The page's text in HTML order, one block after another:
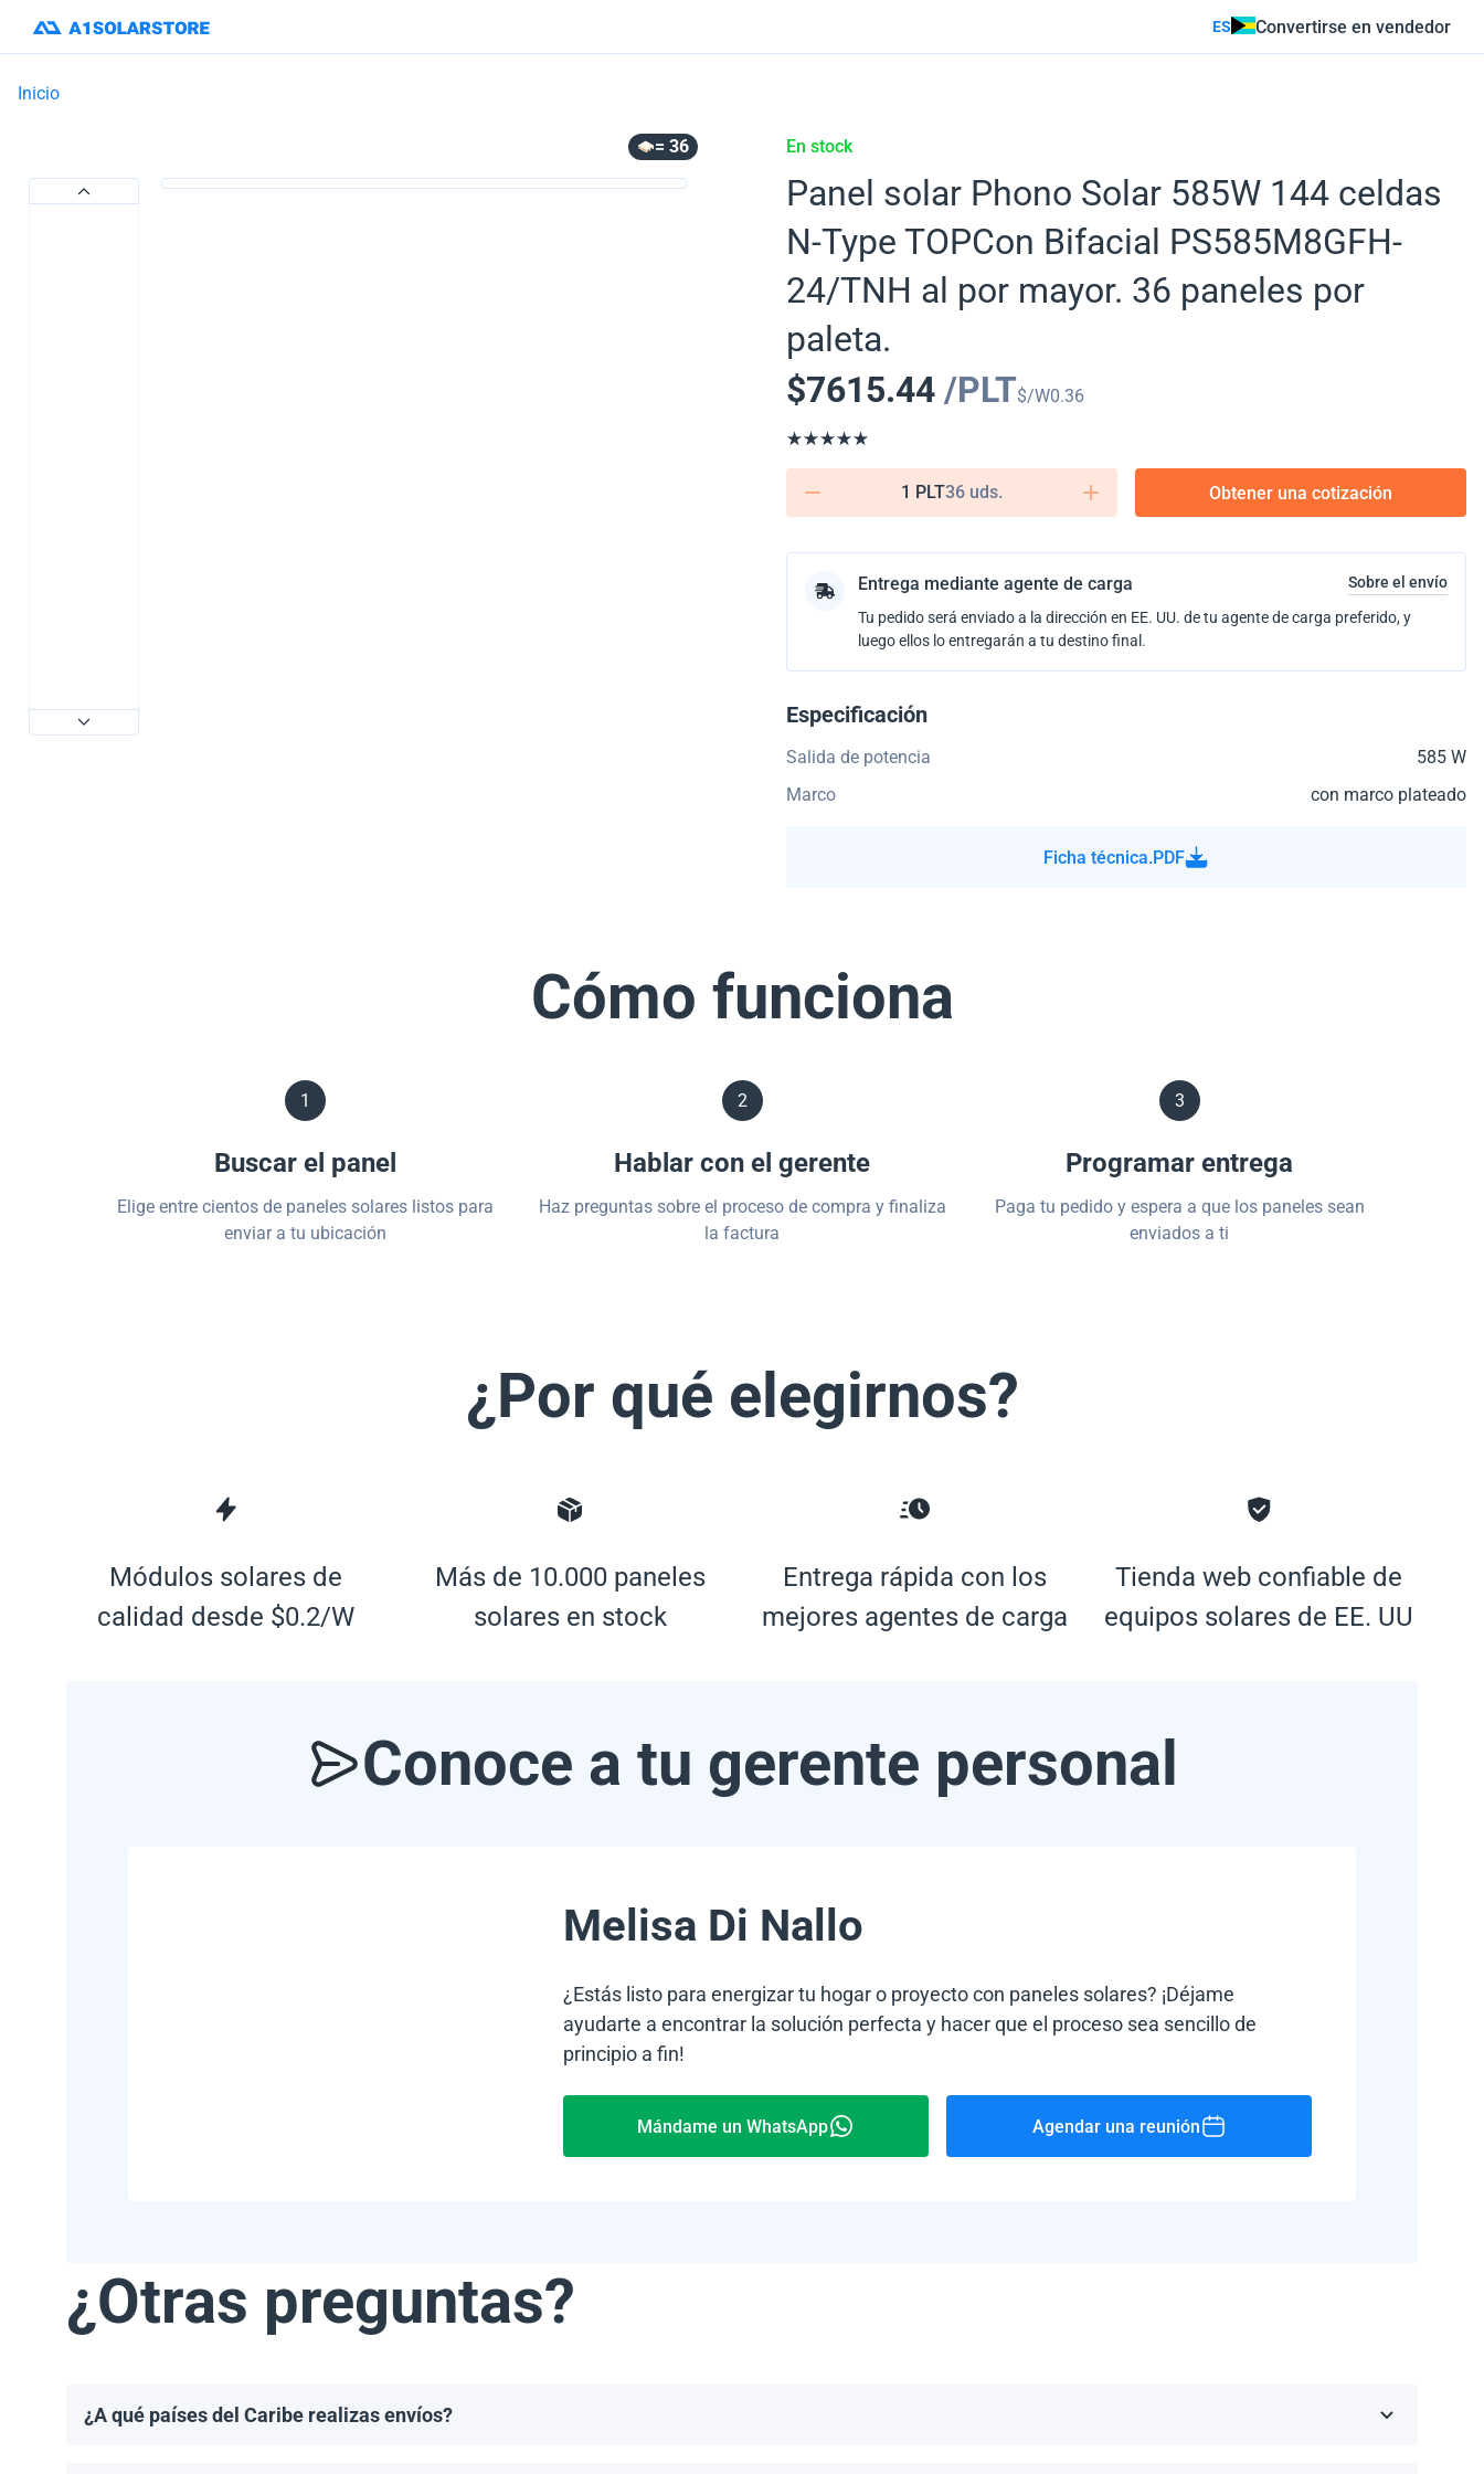
ES Convertirse en vendedor
Inicio
= 36 En stock
Panel solar Phono Solar 585W 144 celdas
N-Type TOPCon Bifacial PS585M8GFH-
24/TNH al por mayor. 36 paneles por
paleta.
$7615.44 /PLT$/W0.36
1 PLT36 uds. Obtener una cotización
Entrega mediante agente de carga
Sobre el envío
Tu pedido será enviado a la dirección en EE. UU. de tu agente de carga preferido, y
luego ellos lo entregarán a tu destino final.
Especificación
Salida de potencia
585 W
Marco
con marco plateado
Ficha técnica.PDF
Cómo funciona
1
Buscar el panel
Elige entre cientos de paneles solares listos para
enviar a tu ubicación
2
Hablar con el gerente
Haz preguntas sobre el proceso de compra y finaliza
la factura
3
Programar entrega
Paga tu pedido y espera a que los paneles sean
enviados a ti
¿Por qué elegirnos?
Módulos solares de
calidad desde $0.2/W
Más de 10.000 paneles
solares en stock
Entrega rápida con los
mejores agentes de carga
Tienda web confiable de
equipos solares de EE. UU
Conoce a tu gerente personal
Melisa Di Nallo
¿Estás listo para energizar tu hogar o proyecto con paneles solares? ¡Déjame
ayudarte a encontrar la solución perfecta y hacer que el proceso sea sencillo de
principio a fin!
Mándame un WhatsApp Agendar una reunión
¿Otras preguntas?
¿A qué países del Caribe realizas envíos?